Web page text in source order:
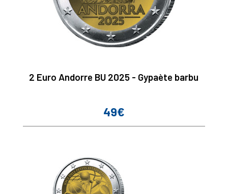
2 Euro Andorre BU 2025 - Gypaète barbu
Prix
49€